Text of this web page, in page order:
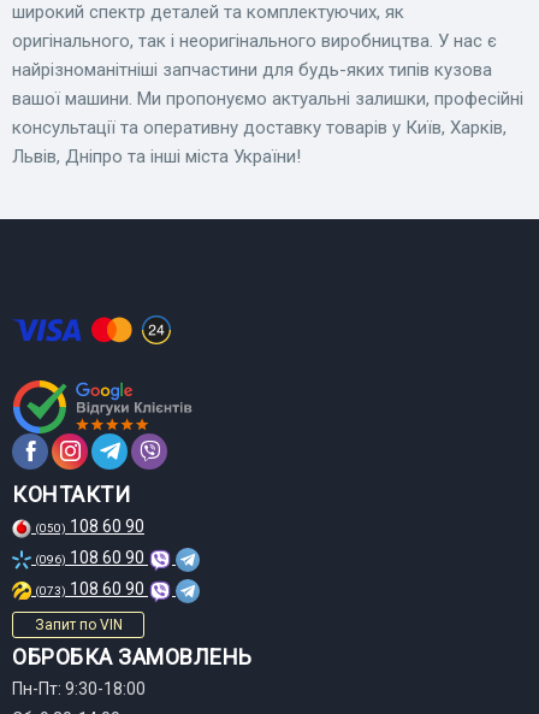
широкий спектр деталей та комплектуючих, як
оригінального, так і неоригінального виробництва. У нас є
найрізноманітніші запчастини для будь-яких типів кузова
вашої машини. Ми пропонуємо актуальні залишки, професійні
консультації та оперативну доставку товарів у Київ, Харків,
Львів, Дніпро та інші міста України!
КОНТАКТИ
(050) 108 60 90
(096) 108 60 90
(073) 108 60 90
Запит по VIN
ОБРОБКА ЗАМОВЛЕНЬ
Пн-Пт: 9:30-18:00